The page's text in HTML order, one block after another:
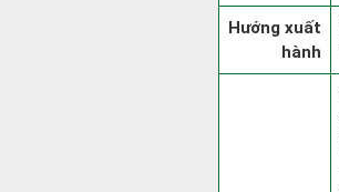
Hướng xuất
hành